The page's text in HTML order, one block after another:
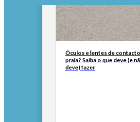
Óculos e lentes de
praia? Saiba o que deve (e
deve) fazer